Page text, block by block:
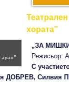
хората”
„ЗА
Режисьор:
С
ДОБРЕВ, Силвия